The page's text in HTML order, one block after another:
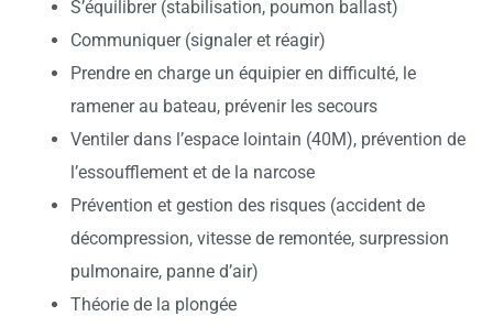
S’équilibrer (stabilisation, poumon ballast)
Communiquer (signaler et réagir)
Prendre en charge un équipier en difficulté, le
ramener au bateau, prévenir les secours
Ventiler dans l’espace lointain (40M), prévention de
l’essoufflement et de la narcose
Prévention et gestion des risques (accident de
décompression, vitesse de remontée, surpression
pulmonaire, panne d’air)
Théorie de la plongée